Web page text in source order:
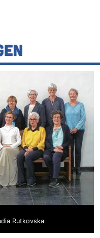
Rutkovska